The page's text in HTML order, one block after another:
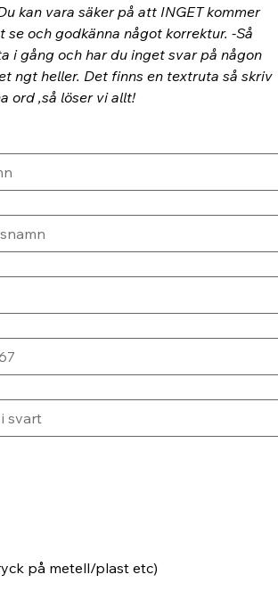
kan vara säker på att INGET kommer
se och godkänna något korrektur. -Så
i gång och har du inget svar på någon
ngt heller. Det finns en textruta så skriv
ord ,så löser vi allt!
på metell/plast etc)